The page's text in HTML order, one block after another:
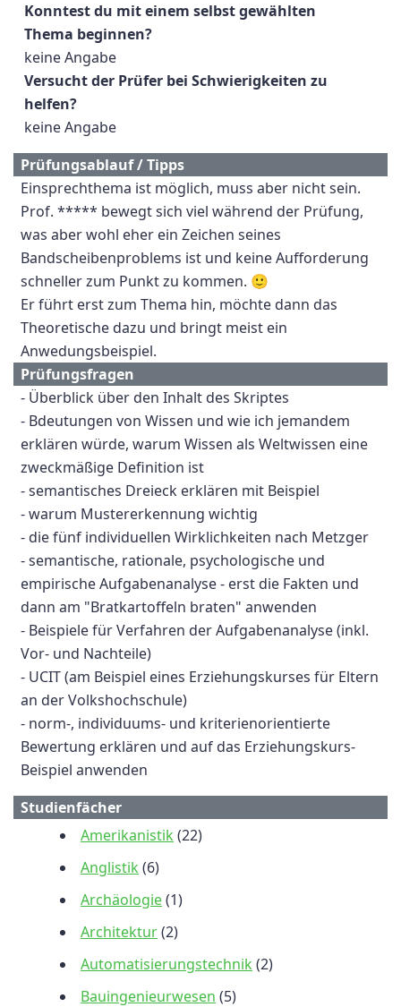
Konntest du mit einem selbst gewählten
Thema beginnen?
keine Angabe
Versucht der Prüfer bei Schwierigkeiten zu
helfen?
keine Angabe
Prüfungsablauf / Tipps
Einsprechthema ist möglich, muss aber nicht sein.
Prof. ***** bewegt sich viel während der Prüfung,
was aber wohl eher ein Zeichen seines
Bandscheibenproblems ist und keine Aufforderung
schneller zum Punkt zu kommen. 🙂
Er führt erst zum Thema hin, möchte dann das
Theoretische dazu und bringt meist ein
Anwedungsbeispiel.
Prüfungsfragen
- Überblick über den Inhalt des Skriptes
- Bdeutungen von Wissen und wie ich jemandem
erklären würde, warum Wissen als Weltwissen eine
zweckmäßige Definition ist
- semantisches Dreieck erklären mit Beispiel
- warum Mustererkennung wichtig
- die fünf individuellen Wirklichkeiten nach Metzger
- semantische, rationale, psychologische und
empirische Aufgabenanalyse - erst die Fakten und
dann am "Bratkartoffeln braten" anwenden
- Beispiele für Verfahren der Aufgabenanalyse (inkl.
Vor- und Nachteile)
- UCIT (am Beispiel eines Erziehungskurses für Eltern
an der Volkshochschule)
- norm-, individuums- und kriterienorientierte
Bewertung erklären und auf das Erziehungskurs-
Beispiel anwenden
Studienfächer
Amerikanistik (22)
Anglistik (6)
Archäologie(1)
Architektur(2)
Automatisierungstechnik (2)
Bauingenieurwesen (5)